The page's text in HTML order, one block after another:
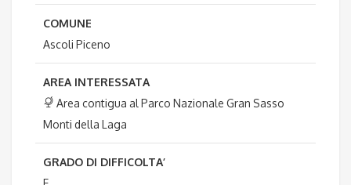
COMUNE
Ascoli Piceno
AREA INTERESSATA
Area contigua al Parco Nazionale Gran Sasso
Monti della Laga
GRADO DI DIFFICOLTA’